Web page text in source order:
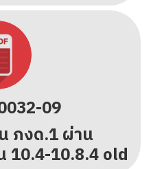
09
ภงด.1 ผ่าน
10.4-10.8.4 old